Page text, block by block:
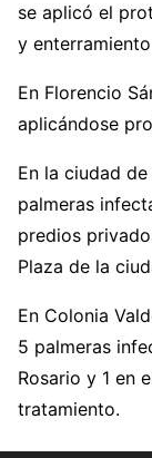
se aplicó el
y
En Florencio
aplicándose
En la ciudad
palmeras
predios
Plaza de la
En Colonia
5 palmeras
Rosario y 1 en
tratamiento.